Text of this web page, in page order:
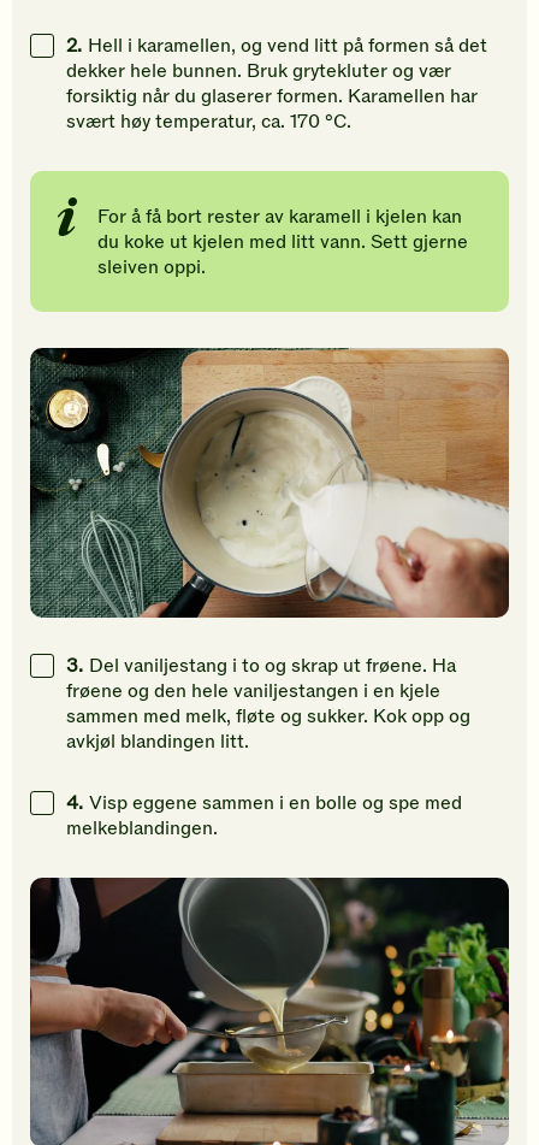
2. Hell i karamellen, og vend litt på formen så det
dekker hele bunnen. Bruk grytekluter og vær
forsiktig når du glaserer formen. Karamellen har
svært høy temperatur, ca. 170 °C.
For å få bort rester av karamell i kjelen kan
du koke ut kjelen med litt vann. Sett gjerne
sleiven oppi.
3. Del vaniljestang i to og skrap ut frøene. Ha
frøene og den hele vaniljestangen i en kjele
sammen med melk, fløte og sukker. Kok opp og
avkjøl blandingen litt.
4. Visp eggene sammen i en bolle og spe med
melkeblandingen.